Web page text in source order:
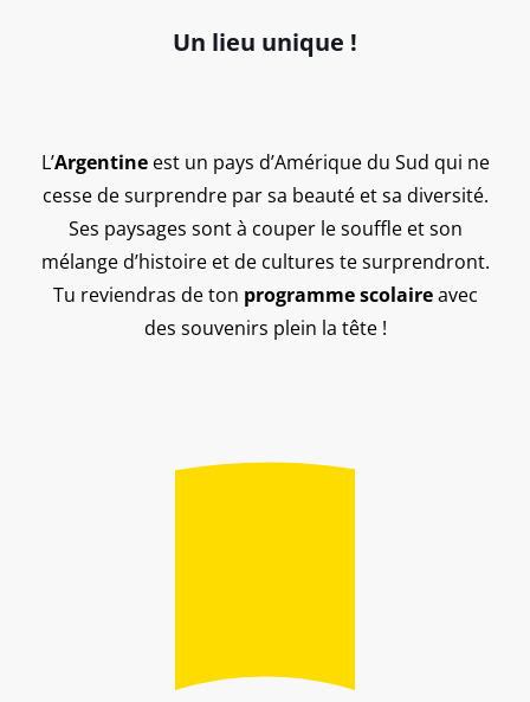
Un lieu unique !
L’Argentineest un pays d’Amérique du Sud qui ne
cesse de surprendre par sa beauté et sa diversité.
Ses paysages sont à couper le souffle et son
mélange d’histoire et de cultures te surprendront.
Tu reviendras de ton programme scolaireavec
des souvenirs plein la tête !